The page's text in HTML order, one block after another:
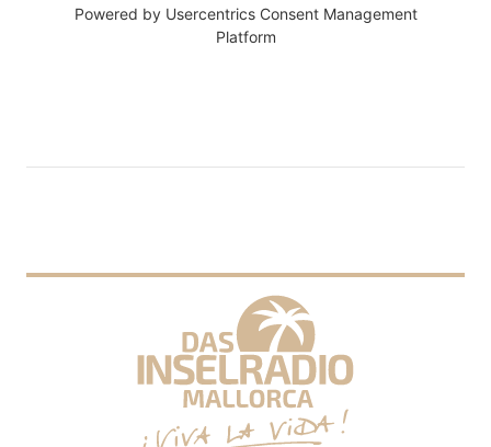
Powered by Usercentrics Consent Management
Platform